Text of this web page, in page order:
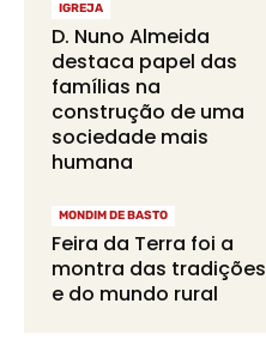
IGREJA
D. Nuno Almeida
destaca papel das
famílias na
construção de uma
sociedade mais
humana
MONDIM DE BASTO
Feira da Terra foi a
montra das tradições
e do mundo rural